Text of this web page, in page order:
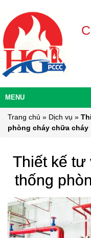
MENU
Trang chủ » Dịch vụ »
phòng cháy chữa cháy
Thiết kế tư
thống